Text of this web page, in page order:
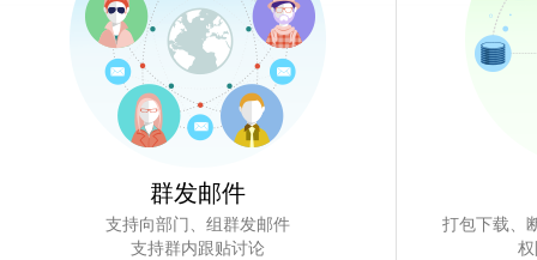
群发邮件
支持向部门、组群发邮件
支持群内跟贴讨论
打包下载、